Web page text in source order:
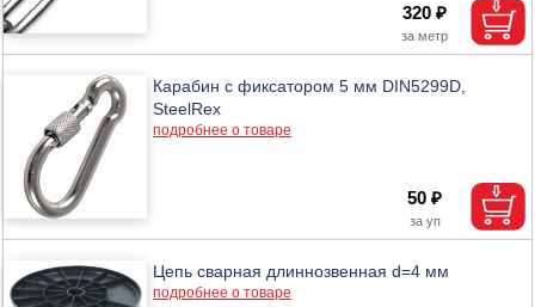
320 ₽
Карабин с фиксатором 5 мм DIN5299D,
SteelRex
подробнее о товаре
50 ₽
Цепь сварная длиннозвенная d=4 мм
подробнее о товаре